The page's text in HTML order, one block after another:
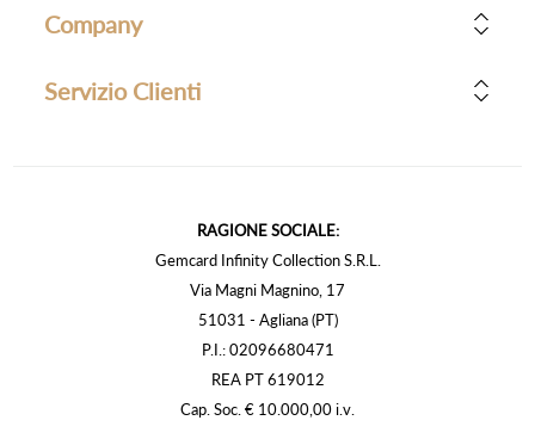
Company
Servizio Clienti
RAGIONE SOCIALE:
Gemcard Infinity Collection S.R.L.
Via Magni Magnino, 17
51031 - Agliana (PT)
P.I.: 02096680471
REA PT 619012
Cap. Soc. € 10.000,00 i.v.